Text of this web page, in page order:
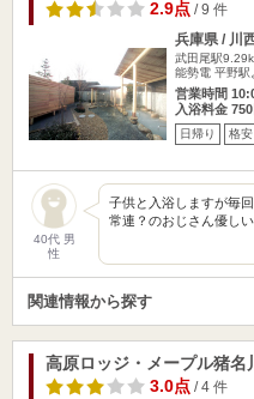
2.9点/ 9 件
兵庫県 / 川
武田尾駅
能勢電 平野駅
営業時間
入浴料金
日帰り 格安
40代 男
性
子供と入浴しますが毎
常連？のおじさん優しい
関連情報から探す
高原ロッジ・メープル猪名
3.0点/ 4 件